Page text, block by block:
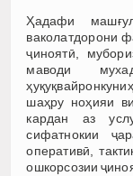
Ҳадафи
ваколатдорони
ҷиноятӣ,
маводи
шаҳру ноҳияи
кардан аз
сифатнокии
оперативӣ,
ошкорсозии